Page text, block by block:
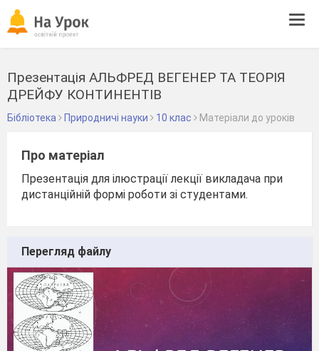
Презентація АЛЬФРЕД ВЕГЕНЕР ТА ТЕОРІЯ
ДРЕЙФУ КОНТИНЕНТІВ
Бібліотека Природничі науки 10 клас Матеріали до уроків
Про матеріал
Презентація для ілюстрації лекції викладача при
дистанційній формі роботи зі студентами.
Перегляд файлу